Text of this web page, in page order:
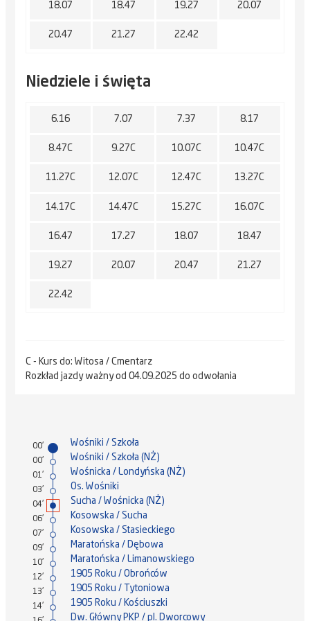
18.07 18.47 19.27 20.07
20.47 21.27 22.42
Niedziele i święta
6.16 7.07 7.37 8.17
8.47C 9.27C 10.07C 10.47C
11.27C 12.07C 12.47C 13.27C
14.17C 14.47C 15.27C 16.07C
16.47 17.27 18.07 18.47
19.27 20.07 20.47 21.27
22.42
C - Kurs do: Witosa / Cmentarz
Rozkład jazdy ważny od 04.09.2025 do odwołania
00' Wośniki / Szkoła
00' Wośniki / Szkoła (NŻ)
01' Wośnicka / Londyńska (NŻ)
03' Os. Wośniki
04' Sucha / Wośnicka (NŻ)
06' Kosowska / Sucha
07' Kosowska / Stasieckiego
09' Maratońska / Dębowa
10' Maratońska / Limanowskiego
12' 1905 Roku / Obrońców
13' 1905 Roku / Tytoniowa
14' 1905 Roku / Kościuszki
Dw. Główny PKP / pl. Dworcowy